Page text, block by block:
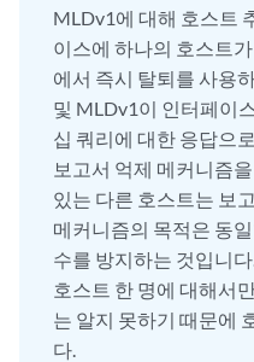
MLDv1에 대해 호스트
이스에 하나의 호스트
에서 즉시 탈퇴를 사용
및 MLDv1이 인터페이
십 쿼리에 대한 응답으
보고서 억제 메커니즘
있는 다른 호스트는 보
메커니즘의 목적은 동
수를 방지하는 것입니
호스트 한 명에 대해서
는 알지 못하기 때문에
다.